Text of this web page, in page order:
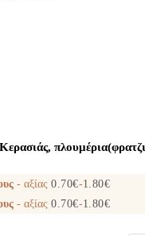
- αξίας 0.70€-1.80€
- αξίας 0.70€-1.80€